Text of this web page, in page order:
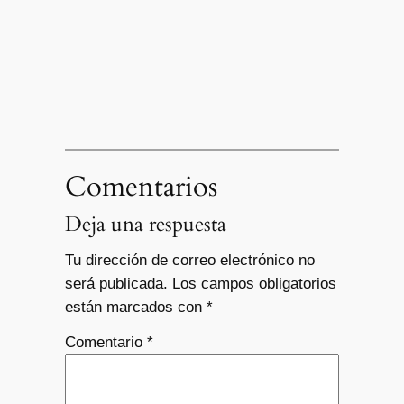
Comentarios
Deja una respuesta
Tu dirección de correo electrónico no
será publicada. Los campos obligatorios
están marcados con *
Comentario *